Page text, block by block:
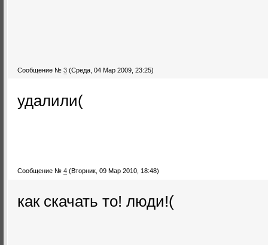
Сообщение № 3 (Среда, 04 Мар 2009, 23:25)
удалили(
Сообщение № 4 (Вторник, 09 Мар 2010, 18:48)
как скачать то! люди!(